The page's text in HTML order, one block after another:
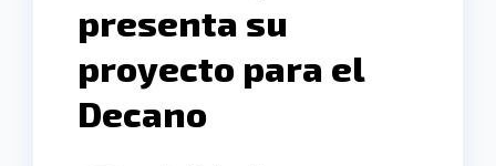
presenta su
proyecto para el
Decano